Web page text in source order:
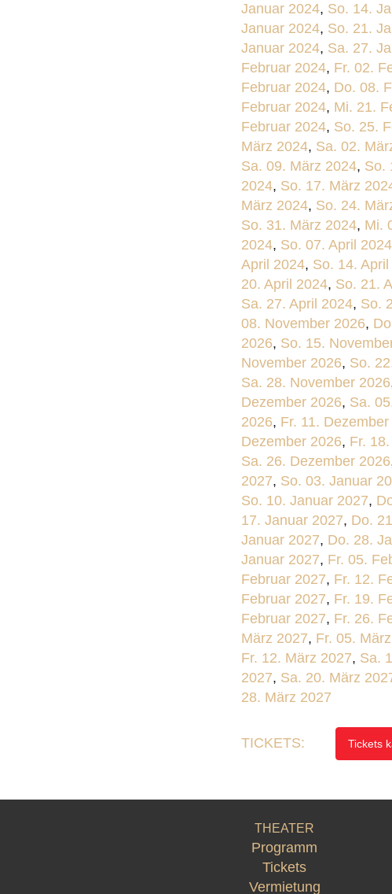
Januar 2024, So. 14.
Januar 2024, So. 21.
Januar 2024, Sa. 27.
Februar 2024, Fr. 02.
Februar 2024, Do. 08.
Februar 2024, Mi. 21.
Februar 2024, So. 25.
März 2024, Sa. 02.
Sa. 09. März 2024, So.
2024, So. 17. März
März 2024, So. 24.
So. 31. März 2024, Mi.
2024, So. 07. April 2024
April 2024, So. 14.
20. April 2024, So. 21.
Sa. 27. April 2024, So.
08. November 2026,
2026, So. 15.
November 2026, So.
Sa. 28. November 2026
Dezember 2026, Sa.
2026, Fr. 11.
Dezember 2026, Fr.
Sa. 26. Dezember 2026
2027, So. 03. Januar
So. 10. Januar 2027,
17. Januar 2027, Do.
Januar 2027, Do. 28.
Januar 2027, Fr. 05.
Februar 2027, Fr. 12.
Februar 2027, Fr. 19.
Februar 2027, Fr. 26.
März 2027, Fr. 05.
Fr. 12. März 2027, Sa.
2027, Sa. 20. März
28. März 2027
TICKETS: Tickets
THEATER
Programm
Tickets
Vermietung